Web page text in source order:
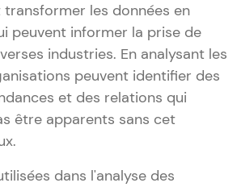
les données en
peuvent informer la prise de
industries. En analysant les
peuvent identifier des
et des relations qui
être apparents sans cet
dans l'analyse des